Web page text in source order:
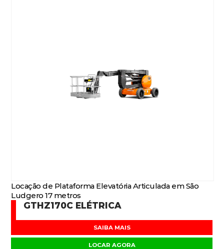
Locação de Plataforma Elevatória Articulada em São
Ludgero 17 metros
GTHZ170C ELÉTRICA
SAIBA MAIS
LOCAR AGORA